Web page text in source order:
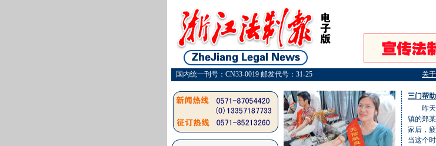
国内统一刊号：CN33-0019 邮发代号：31-25 关
三门帮
昨天
镇的郑
家后，
当这个